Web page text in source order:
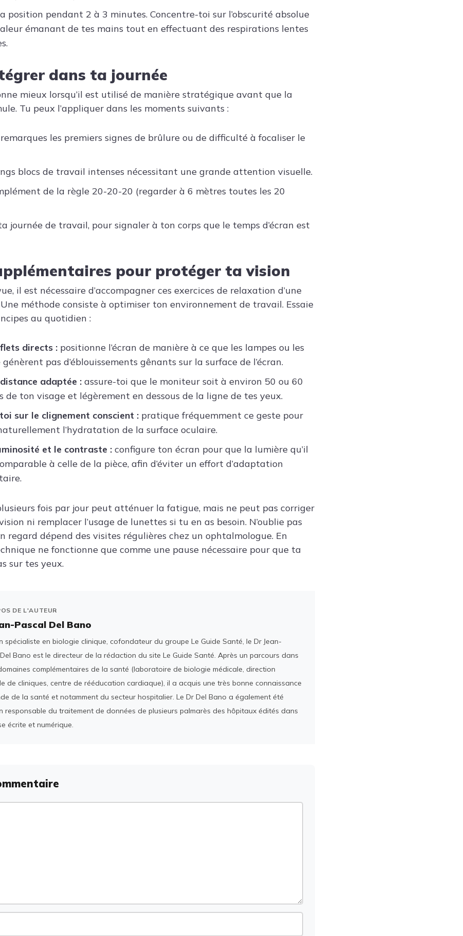
position pendant 2 à 3 minutes. Concentre-toi sur l’obscurité absolue
émanant de tes mains tout en effectuant des respirations lentes
dans ta journée
mieux lorsqu’il est utilisé de manière stratégique avant que la
Tu peux l’appliquer dans les moments suivants :
les premiers signes de brûlure ou de difficulté à focaliser le
blocs de travail intenses nécessitant une grande attention visuelle.
de la règle 20-20-20 (regarder à 6 mètres toutes les 20
journée de travail, pour signaler à ton corps que le temps d’écran est
pour protéger ta vision
il est nécessaire d’accompagner ces exercices de relaxation d’une
méthode consiste à optimiser ton environnement de travail. Essaie
au quotidien :
directs : positionne l’écran de manière à ce que les lampes ou les
pas d’éblouissements gênants sur la surface de l’écran.
adaptée : assure-toi que le moniteur soit à environ 50 ou 60
de ton visage et légèrement en dessous de la ligne de tes yeux.
sur le clignement conscient : pratique fréquemment ce geste pour
l’hydratation de la surface oculaire.
et le contraste : configure ton écran pour que la lumière qu’il
à celle de la pièce, afin d’éviter un effort d’adaptation
fois par jour peut atténuer la fatigue, mais ne peut pas corriger
ni remplacer l’usage de lunettes si tu en as besoin. N’oublie pas
regard dépend des visites régulières chez un ophtalmologue. En
ne fonctionne que comme une pause nécessaire pour que ta
sur tes yeux.
DE L'AUTEUR
Pascal Del Bano
spécialiste en biologie clinique, cofondateur du groupe Le Guide Santé, le Dr Jean-
Bano est le directeur de la rédaction du site Le Guide Santé. Après un parcours dans
complémentaires de la santé (laboratoire de biologie médicale, direction
de cliniques, centre de rééducation cardiaque), il a acquis une très bonne connaissance
de la santé et notamment du secteur hospitalier. Le Dr Del Bano a également été
responsable du traitement de données de plusieurs palmarès des hôpitaux édités dans
écrite et numérique.